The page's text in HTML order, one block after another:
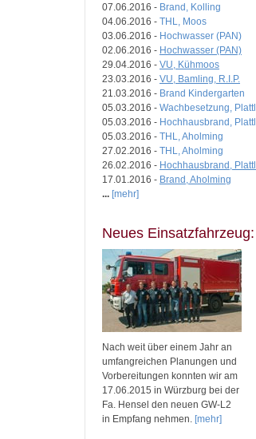
07.06.2016 - Brand, Kolling
04.06.2016 - THL, Moos
03.06.2016 - Hochwasser (PAN)
02.06.2016 - Hochwasser (PAN)
29.04.2016 - VU, Kühmoos
23.03.2016 - VU, Bamling, R.I.P.
21.03.2016 - Brand Kindergarten
05.03.2016 - Wachbesetzung, Plattl.
05.03.2016 - Hochhausbrand, Plattl.
05.03.2016 - THL, Aholming
27.02.2016 - THL, Aholming
26.02.2016 - Hochhausbrand, Plattl.
17.01.2016 - Brand, Aholming
... [mehr]
Neues Einsatzfahrzeug:
Nach weit über einem Jahr an
umfangreichen Planungen und
Vorbereitungen konnten wir am
17.06.2015 in Würzburg bei der
Fa. Hensel den neuen GW-L2
in Empfang nehmen. [mehr]